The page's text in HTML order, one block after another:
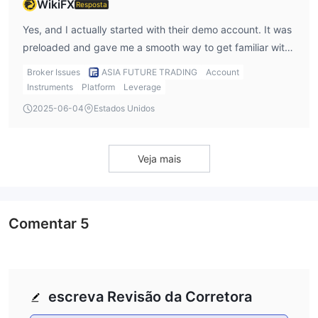
WikiFXResposta
Yes, and I actually started with their demo account. It was
preloaded and gave me a smooth way to get familiar with
their MT5 platform before risking real funds.
Broker Issues ASIA FUTURE TRADING
Account
Instruments
Platform
Leverage
2025-06-04
Estados Unidos
Veja mais
escreva Revisão da Corretora
Comentar 5